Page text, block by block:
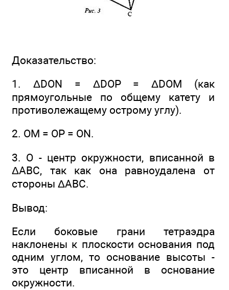
Доказательство:
1. ΔDON = ΔDOP = ΔDOM (как
прямоугольные по общему катету и
противолежащему острому углу).
2. ОМ = ОР = ON.
3. О - центр окружности, вписанной в
ΔABC, так как она равноудалена от
стороны ΔABC.
Вывод:
Если боковые грани тетраэдра
наклонены к плоскости основания под
одним углом, то основание высоты -
это центр вписанной в основание
окружности.